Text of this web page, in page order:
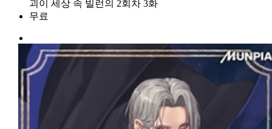
괴이 세상 속 빌런의 2회차 3화
무료